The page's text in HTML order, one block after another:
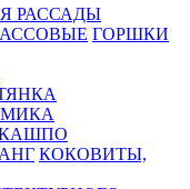
РАССАДЫ
ГОРШКИ
КОКОВИТЫ,